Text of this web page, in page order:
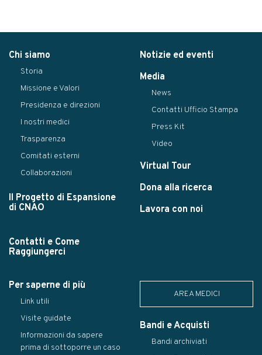
Chi siamo
Storia
Missione e Valori
Presidenza e direzioni
I nostri medici
Trasparenza
Comitati esterni
Collaborazioni
Il Progetto di Espansione
di CNAO
Contatti e Come
Raggiungerci
Notizie ed eventi
Media
News
Contatti Ufficio Stampa
Press Kit
Video
Virtual Tour
Dona alla ricerca
Lavora con noi
Per saperne di più
Link utili
Visite guidate
Informazioni da sapere
prima di sottoporre un caso
AREA MEDICI
Bandi e Acquisti
Bandi archiviati